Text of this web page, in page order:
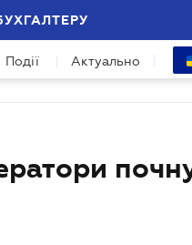
Події Актуально